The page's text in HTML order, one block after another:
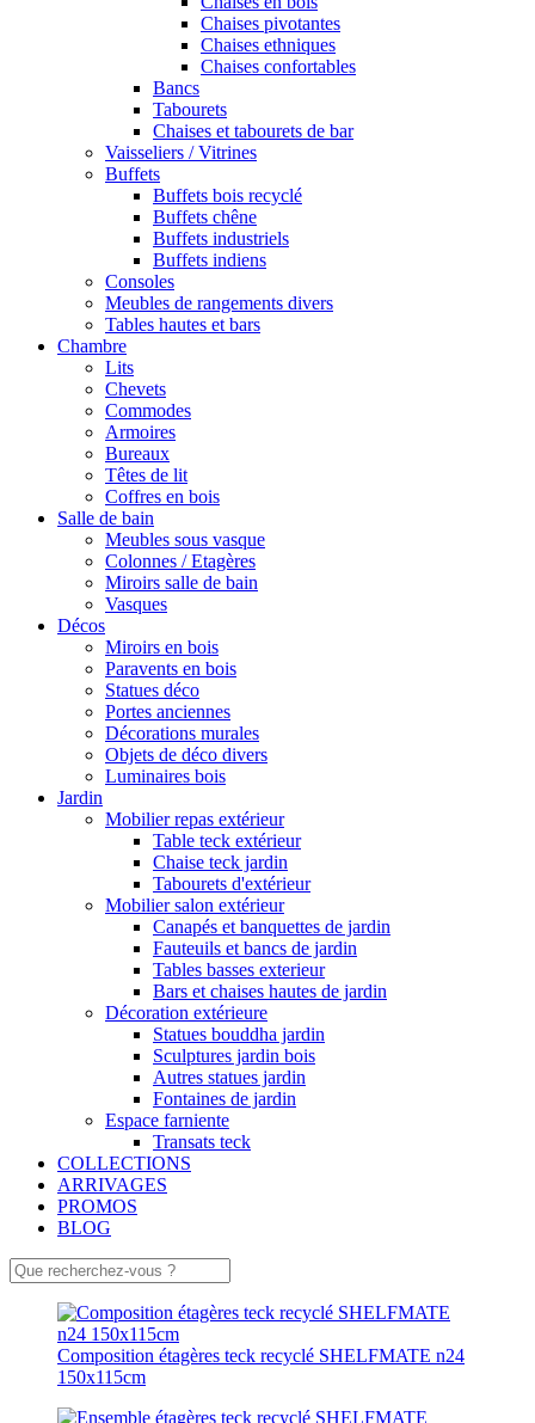
Chaises pivotantes
Chaises ethniques
Chaises confortables
Bancs
Tabourets
Chaises et tabourets de bar
Vaisseliers / Vitrines
Buffets
Buffets bois recyclé
Buffets chêne
Buffets industriels
Buffets indiens
Consoles
Meubles de rangements divers
Tables hautes et bars
Chambre
Lits
Chevets
Commodes
Armoires
Bureaux
Têtes de lit
Coffres en bois
Salle de bain
Meubles sous vasque
Colonnes / Etagères
Miroirs salle de bain
Vasques
Décos
Miroirs en bois
Paravents en bois
Statues déco
Portes anciennes
Décorations murales
Objets de déco divers
Luminaires bois
Jardin
Mobilier repas extérieur
Table teck extérieur
Chaise teck jardin
Tabourets d'extérieur
Mobilier salon extérieur
Canapés et banquettes de jardin
Fauteuils et bancs de jardin
Tables basses exterieur
Bars et chaises hautes de jardin
Décoration extérieure
Statues bouddha jardin
Sculptures jardin bois
Autres statues jardin
Fontaines de jardin
Espace farniente
Transats teck
COLLECTIONS
ARRIVAGES
PROMOS
BLOG
Composition étagères teck recyclé SHELFMATE n24
150x115cm